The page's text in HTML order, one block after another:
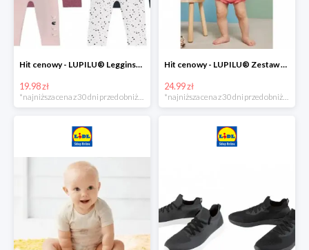
Hit cenowy - LUPILU® Legginsy niemowlęce z biobawełną, 2 pary
19.98 zł
Hit cenowy - LUPILU® Zestaw dziecięcy z biobawełny (body + koszulka + spodenki), 1 komplet
24.99 zł